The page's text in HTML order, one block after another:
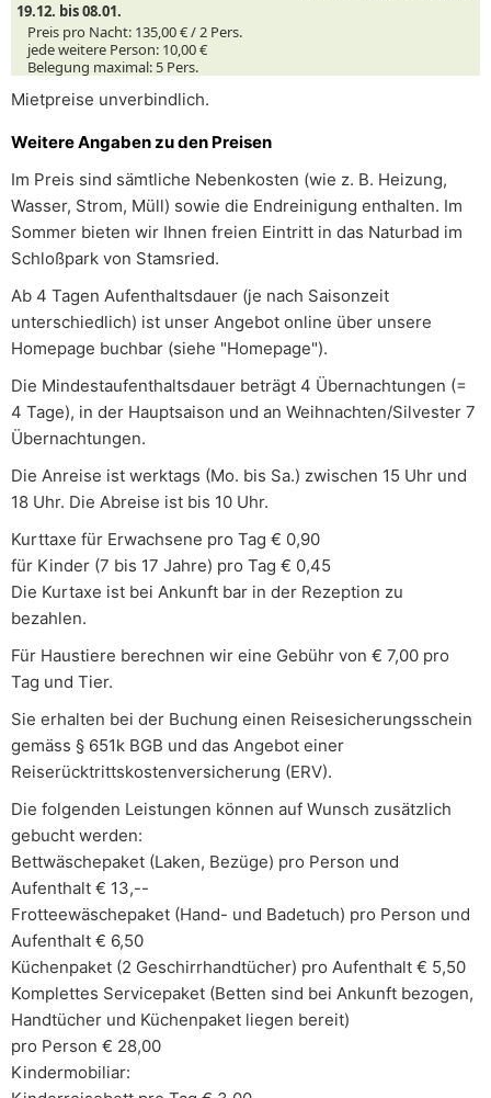
19.12. bis 08.01.
Preis pro Nacht: 135,00 € /2 Pers.
jede weitere Person: 10,00 €
Belegung maximal: 5 Pers.
Mietpreise unverbindlich.
Weitere Angaben zu den Preisen
Im Preis sind sämtliche Nebenkosten (wie z. B. Heizung,
Wasser, Strom, Müll) sowie die Endreinigung enthalten. Im
Sommer bieten wir Ihnen freien Eintritt in das Naturbad im
Schloßpark von Stamsried.
Ab 4 Tagen Aufenthaltsdauer (je nach Saisonzeit
unterschiedlich) ist unser Angebot online über unsere
Homepage buchbar (siehe "Homepage").
Die Mindestaufenthaltsdauer beträgt 4 Übernachtungen (=
4 Tage), in der Hauptsaison und an Weihnachten/Silvester 7
Übernachtungen.
Die Anreise ist werktags (Mo. bis Sa.) zwischen 15 Uhr und
18 Uhr. Die Abreise ist bis 10 Uhr.
Kurttaxe für Erwachsene pro Tag € 0,90
für Kinder (7 bis 17 Jahre) pro Tag € 0,45
Die Kurtaxe ist bei Ankunft bar in der Rezeption zu
bezahlen.
Für Haustiere berechnen wir eine Gebühr von € 7,00 pro
Tag und Tier.
Sie erhalten bei der Buchung einen Reisesicherungsschein
gemäss § 651k BGB und das Angebot einer
Reiserücktrittskostenversicherung (ERV).
Die folgenden Leistungen können auf Wunsch zusätzlich
gebucht werden:
Bettwäschepaket (Laken, Bezüge) pro Person und
Aufenthalt € 13,--
Frotteewäschepaket (Hand- und Badetuch) pro Person und
Aufenthalt € 6,50
Küchenpaket (2 Geschirrhandtücher) pro Aufenthalt € 5,50
Komplettes Servicepaket (Betten sind bei Ankunft bezogen,
Handtücher und Küchenpaket liegen bereit)
pro Person € 28,00
Kindermobiliar: